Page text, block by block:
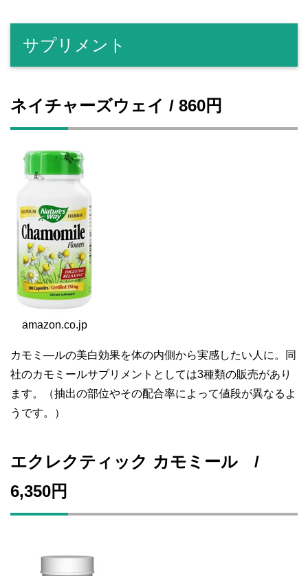
サプリメント
ネイチャーズウェイ / 860円
amazon.co.jp
カモミ―ルの美白効果を体の内側から実感したい人に。同
社のカモミールサプリメントとしては3種類の販売があり
ます。（抽出の部位やその配合率によって値段が異なるよ
うです。）
エクレクティック カモミール /
6,350円